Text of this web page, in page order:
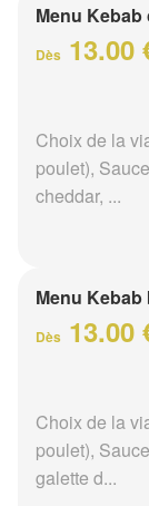
Menu
Dès 13.00
Choix de la
poulet),
cheddar, ...
Menu Kebab
Dès 13.00
Choix de la
poulet),
galette d...